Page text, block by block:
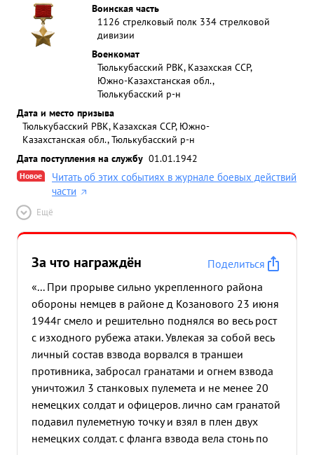
Воинская часть
1126 стрелковый полк 334 стрелковой
дивизии
Военкомат
Тюлькубасский РВК, Казахская ССР,
Южно-Казахстанская обл.,
Тюлькубасский р-н
Дата и место призыва
Тюлькубасский РВК, Казахская ССР, Южно-
Казахстанская обл., Тюлькубасский р-н
Дата поступления на службу 01.01.1942
Новое
Читать об этих событиях в журнале боевых действий
части
Ещё
За что награждён
Поделиться
«... При прорыве сильно укрепленного района
обороны немцев в районе д Козанового 23 июня
1944г смело и решительно поднялся во весь рост
с изходного рубежа атаки. Увлекая за собой весь
личный состав взвода ворвался в траншеи
противника, забросал гранатами и огнем взвода
уничтожил 3 станковых пулемета и не менее 20
немецких солдат и офицеров. лично сам гранатой
подавил пулеметную точку и взял в плен двух
немецких солдат. с фланга взвода вела стонь по